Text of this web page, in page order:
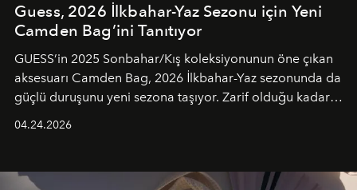
Guess, 2026 İlkbahar-Yaz Sezonu için Yeni
Camden Bag’ini Tanıtıyor
GUESS’in 2025 Sonbahar/Kış koleksiyonunun öne çıkan
aksesuarı Camden Bag, 2026 İlkbahar-Yaz sezonunda da
güçlü duruşunu yeni sezona taşıyor. Zarif olduğu kadar
04.24.2026